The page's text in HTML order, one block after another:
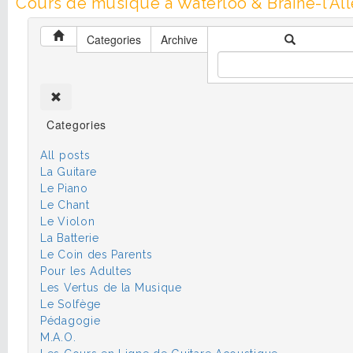
Categories Archive
Categories
All posts
La Guitare
Le Piano
Le Chant
Le Violon
La Batterie
Le Coin des Parents
Pour les Adultes
Les Vertus de la Musique
Le Solfège
Pédagogie
M.A.O.